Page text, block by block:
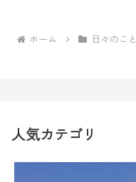
ホーム 日々のこと
人気カテゴリ